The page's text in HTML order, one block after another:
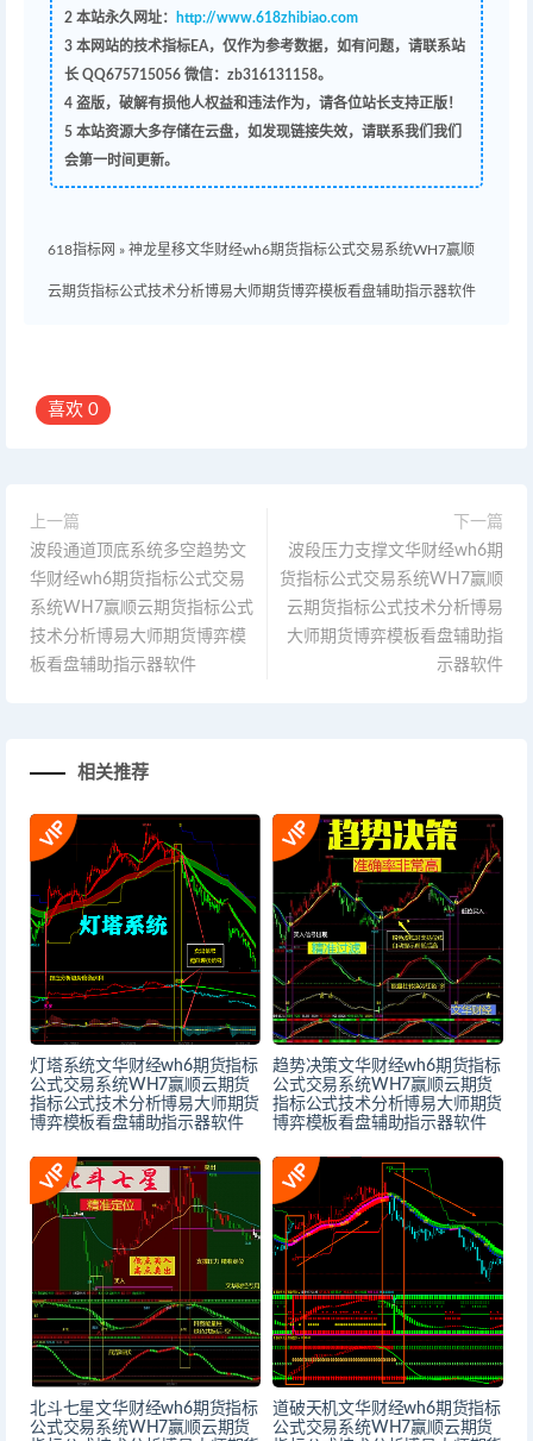
2本站永久网址：
http://www.618zhibiao.com
3本网站的技术指标EA，仅作为参考数据，如有问题，请联系站
长 QQ675715056 微信：zb316131158。
4盗版，破解有损他人权益和违法作为，请各位站长支持正版！
5本站资源大多存储在云盘，如发现链接失效，请联系我们我们
会第一时间更新。
618指标网 » 神龙星移文华财经wh6期货指标公式交易系统WH7赢顺
云期货指标公式技术分析博易大师期货博弈模板看盘辅助指示器软件
喜欢 0
上一篇
波段通道顶底系统多空趋势文
华财经wh6期货指标公式交易
系统WH7赢顺云期货指标公式
技术分析博易大师期货博弈模
板看盘辅助指示器软件
下一篇
波段压力支撑文华财经wh6期
货指标公式交易系统WH7赢顺
云期货指标公式技术分析博易
大师期货博弈模板看盘辅助指
示器软件
相关推荐
灯塔系统文华财经wh6期货指标
公式交易系统WH7赢顺云期货
指标公式技术分析博易大师期货
博弈模板看盘辅助指示器软件
趋势决策文华财经wh6期货指标
公式交易系统WH7赢顺云期货
指标公式技术分析博易大师期货
博弈模板看盘辅助指示器软件
北斗七星文华财经wh6期货指标
公式交易系统WH7赢顺云期货
道破天机文华财经wh6期货指标
公式交易系统WH7赢顺云期货